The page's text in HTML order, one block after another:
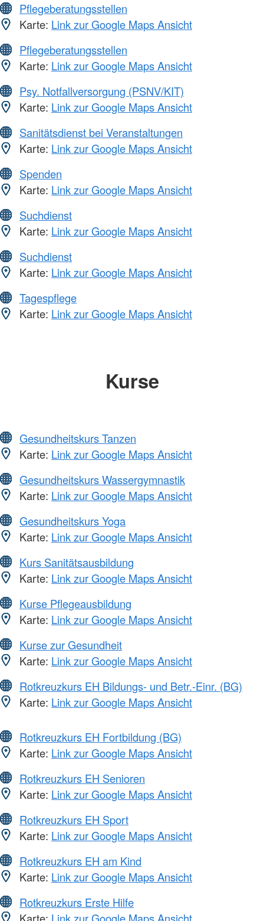
Pflegeberatungsstellen
Karte: Link zur Google Maps Ansicht
Pflegeberatungsstellen
Karte: Link zur Google Maps Ansicht
Psy. Notfallversorgung (PSNV/KIT)
Karte: Link zur Google Maps Ansicht
Sanitätsdienst bei Veranstaltungen
Karte: Link zur Google Maps Ansicht
Spenden
Karte: Link zur Google Maps Ansicht
Suchdienst
Karte: Link zur Google Maps Ansicht
Suchdienst
Karte: Link zur Google Maps Ansicht
Tagespflege
Karte: Link zur Google Maps Ansicht
Kurse
Gesundheitskurs Tanzen
Karte: Link zur Google Maps Ansicht
Gesundheitskurs Wassergymnastik
Karte: Link zur Google Maps Ansicht
Gesundheitskurs Yoga
Karte: Link zur Google Maps Ansicht
Kurs Sanitätsausbildung
Karte: Link zur Google Maps Ansicht
Kurse Pflegeausbildung
Karte: Link zur Google Maps Ansicht
Kurse zur Gesundheit
Karte: Link zur Google Maps Ansicht
Rotkreuzkurs EH Bildungs- und Betr.-Einr. (BG)
Karte: Link zur Google Maps Ansicht
Rotkreuzkurs EH Fortbildung (BG)
Karte: Link zur Google Maps Ansicht
Rotkreuzkurs EH Senioren
Karte: Link zur Google Maps Ansicht
Rotkreuzkurs EH Sport
Karte: Link zur Google Maps Ansicht
Rotkreuzkurs EH am Kind
Karte: Link zur Google Maps Ansicht
Rotkreuzkurs Erste Hilfe